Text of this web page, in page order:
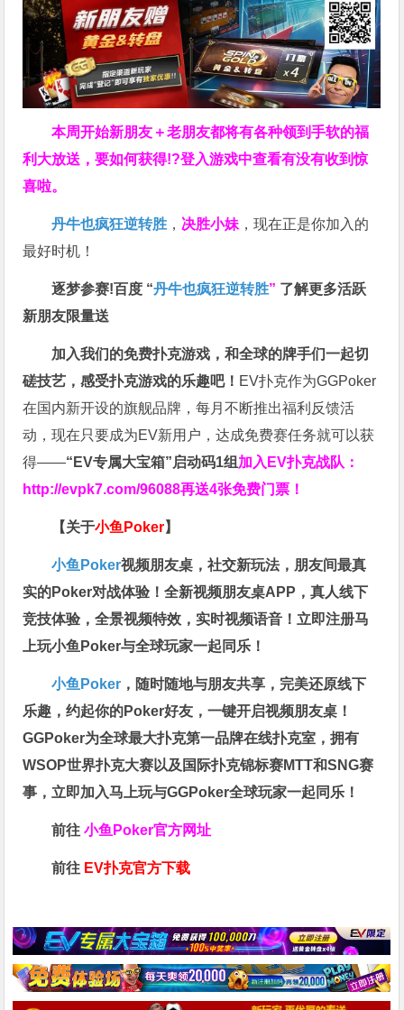
本周开始新朋友＋老朋友都将有各种领到手软的福
利大放送，要如何获得!?登入游戏中查看有没有收到惊
喜啦。
丹牛也疯狂逆转胜，决胜小妹，现在正是你加入的
最好时机！
逐梦参赛!百度 “丹牛也疯狂逆转胜” 了解更多活跃
新朋友限量送
加入我们的免费扑克游戏，和全球的牌手们一起切
磋技艺，感受扑克游戏的乐趣吧！ EV扑克作为GGPoker
在国内新开设的旗舰品牌，每月不断推出福利反馈活
动，现在只要成为EV新用户，达成免费赛任务就可以获
得——“EV专属大宝箱”启动码1组加入EV扑克战队：
http://evpk7.com/96088再送4张免费门票！
【关于小鱼Poker】
小鱼Poker视频朋友桌，社交新玩法，朋友间最真
实的Poker对战体验！全新视频朋友桌APP，真人线下
竞技体验，全景视频特效，实时视频语音！立即注册马
上玩小鱼Poker与全球玩家一起同乐！
小鱼Poker ，随时随地与朋友共享，完美还原线下
乐趣，约起你的Poker好友，一键开启视频朋友桌！
GGPoker为全球最大扑克第一品牌在线扑克室，拥有
WSOP世界扑克大赛以及国际扑克锦标赛MTT和SNG赛
事，立即加入马上玩与GGPoker全球玩家一起同乐！
前往小鱼Poker官方网址
前往 EV扑克官方下载